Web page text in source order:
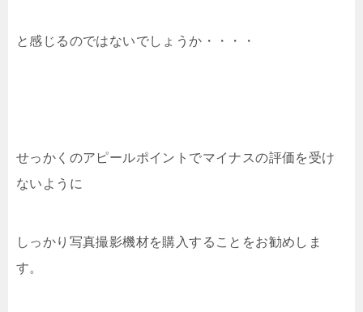
と感じるのではないでしょうか・・・・
せっかくのアピールポイントでマイナスの評価を受け
ないように
しっかり写真撮影機材を購入することをお勧めしま
す。